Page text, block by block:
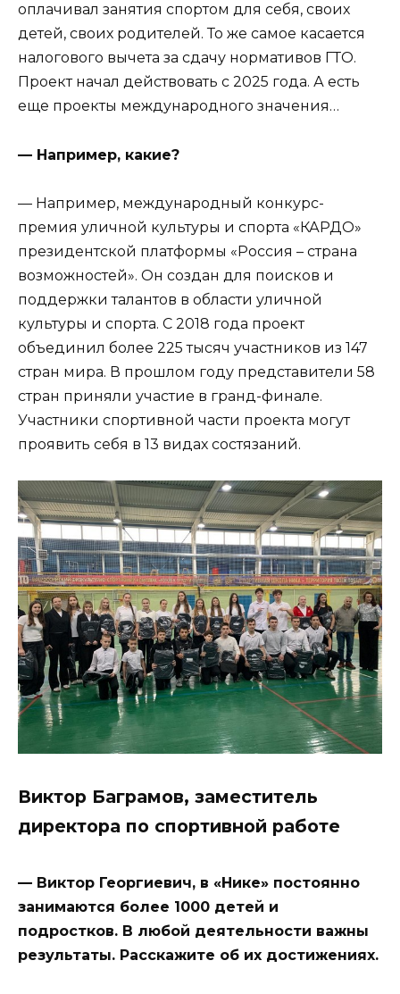
оплачивал занятия спортом для себя, своих
детей, своих родителей. То же самое касается
налогового вычета за сдачу нормативов ГТО.
Проект начал действовать с 2025 года. А есть
еще проекты международного значения…
— Например, какие?
— Например, международный конкурс-
премия уличной культуры и спорта «КАРДО»
президентской платформы «Россия – страна
возможностей». Он создан для поисков и
поддержки талантов в области уличной
культуры и спорта. С 2018 года проект
объединил более 225 тысяч участников из 147
стран мира. В прошлом году представители 58
стран приняли участие в гранд-финале.
Участники спортивной части проекта могут
проявить себя в 13 видах состязаний.
Виктор Баграмов, заместитель
директора по спортивной работе
— Виктор Георгиевич, в «Нике» постоянно
занимаются более 1000 детей и
подростков. В любой деятельности важны
результаты. Расскажите об их достижениях.